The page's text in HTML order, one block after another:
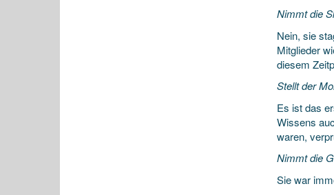
Nimmt die
Nein, sie
Mitglieder
diesem
Stellt der
Es ist das
Wissens
waren,
Nimmt die
Sie war